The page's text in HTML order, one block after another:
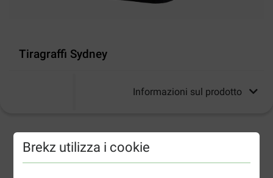
Brekz utilizza i cookie
Tiragraffi Sydney
Informazioni sul prodotto